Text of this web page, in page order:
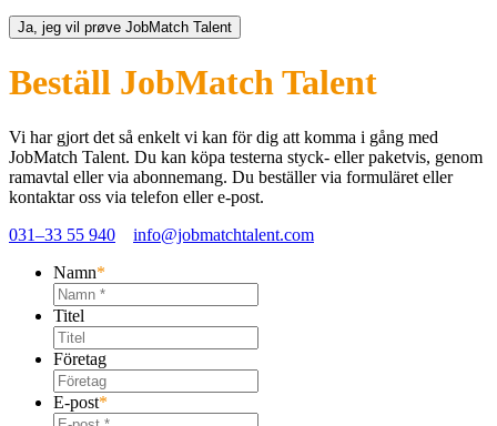
Beställ JobMatch Talent
Vi har gjort det så enkelt vi kan för dig att komma i gång med
JobMatch Talent. Du kan köpa testerna styck- eller paketvis, genom
ramavtal eller via abonnemang. Du beställer via formuläret eller
kontaktar oss via telefon eller e-post.
031–33 55 940
info@jobmatchtalent.com
Namn*
Titel
Företag
E-post*